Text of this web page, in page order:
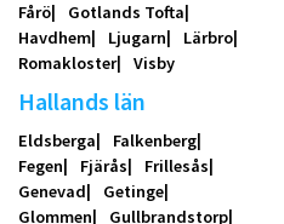
Fårö
Gotlands Tofta
Havdhem
Ljugarn
Lärbro
Romakloster
Visby
Hallands län
Eldsberga
Falkenberg
Fegen
Fjärås
Frillesås
Genevad
Getinge
Glommen
Gullbrandstorp